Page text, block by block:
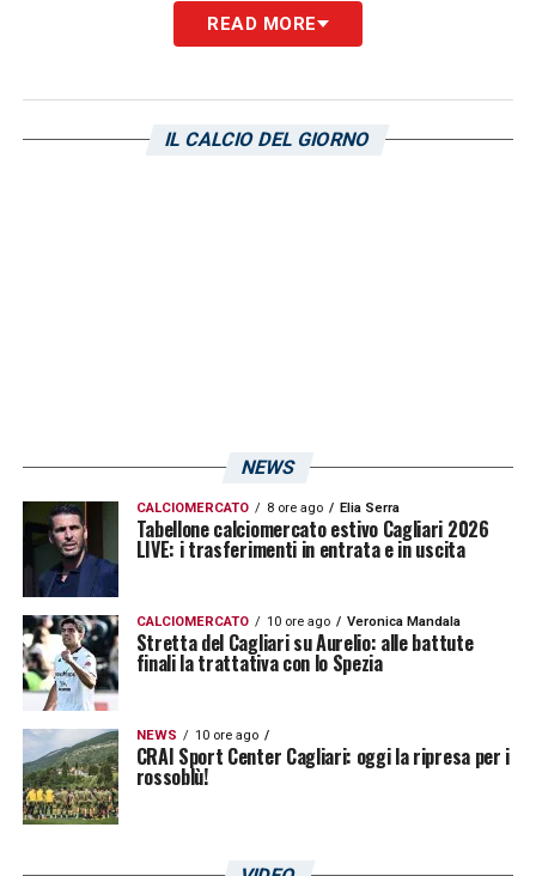
La prestazione di portieri e difesa
Michele Di Gregorio, portiere del Cagliari, ha
svolto un ottimo lavoro tra i pali, con 5
con maggiore fiducia. Di
seguito tutti i numeri della sfida:
Possesso Palla:Cagliari 51%, Parma 49%
Tiri Totali:
Tiri in porta:Cagliari 5, Parma 5
Falli commessi:Cagliari 15, Parma 18
Calci d’angolo:Cagliari 4, Parma 5
Ammonizioni:
READ MORE
IL CALCIO DEL GIORNO
NEWS
CALCIOMERCATO 8 ore ago Elia Serra
Tabellone calciomercato estivo Cagliari 2026
LIVE: i trasferimenti in entrata e in uscita
CALCIOMERCATO 10 ore ago Veronica Mandala
Stretta del Cagliari su Aurelio: alle battute
finali la trattativa con lo Spezia
NEWS 10 ore ago
CRAI Sport Center Cagliari: oggi la ripresa per i
rossoblù!